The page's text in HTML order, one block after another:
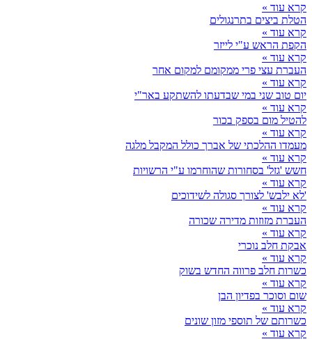
קרא עוד »
הטלת ביצים בתרנגולים
קרא עוד »
הקפת הראש ע"י לייזר
קרא עוד »
העברת עצי פרי ממקומם למקום אחר
קרא עוד »
יום טוב שני במי שבדעתו להשתקע באר"י
קרא עוד »
להטיל מום בספק בכור
קרא עוד »
מעמדו ההלכתי של אברך כולל המקבל מלגה
קרא עוד »
חשש 'גזל' בסחורות שהוחרמו ע"י הרשויות
קרא עוד »
'לא ילבש' לצורך סגולה לשידוכים
קרא עוד »
העברת מזוזות מדירה שכורה
קרא עוד »
אבקת חלב נוכרי
קרא עוד »
כשרות חלב פרווה החדש בשוק
קרא עוד »
שום וסוכר בפדיון הבן
קרא עוד »
כשרותם של תוספי מזון שונים
קרא עוד »